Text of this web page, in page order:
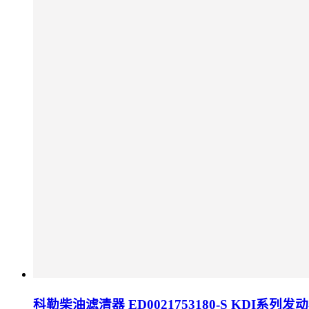
科勒柴油滤清器 ED0021753180-S KDI系列发